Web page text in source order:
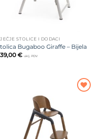
STOLICE I DODACI
Bugaboo Giraffe – Bijela
€ uklj. PDV